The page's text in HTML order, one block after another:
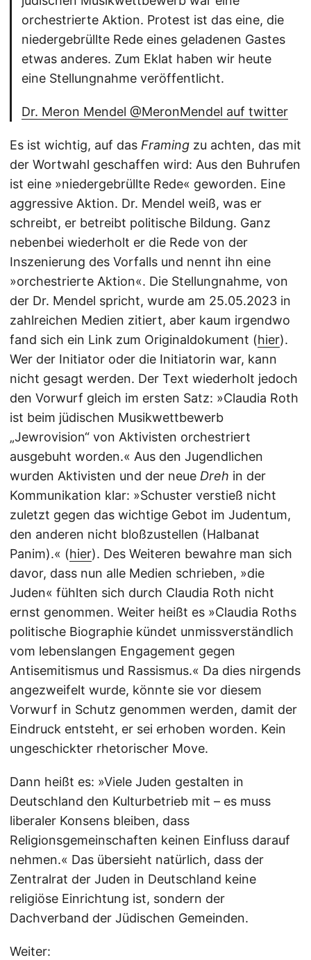
orchestrierte Aktion. Protest ist das eine, die
niedergebrüllte Rede eines geladenen Gastes
etwas anderes. Zum Eklat haben wir heute
eine Stellungnahme veröffentlicht.
Dr. Meron Mendel @MeronMendel auf twitter
Es ist wichtig, auf das Framing zu achten, das mit
der Wortwahl geschaffen wird: Aus den Buhrufen
ist eine »niedergebrüllte Rede« geworden. Eine
aggressive Aktion. Dr. Mendel weiß, was er
schreibt, er betreibt politische Bildung. Ganz
nebenbei wiederholt er die Rede von der
Inszenierung des Vorfalls und nennt ihn eine
»orchestrierte Aktion«. Die Stellungnahme, von
der Dr. Mendel spricht, wurde am 25.05.2023 in
zahlreichen Medien zitiert, aber kaum irgendwo
fand sich ein Link zum Originaldokument (hier).
Wer der Initiator oder die Initiatorin war, kann
nicht gesagt werden. Der Text wiederholt jedoch
den Vorwurf gleich im ersten Satz: »Claudia Roth
ist beim jüdischen Musikwettbewerb
„Jewrovision“ von Aktivisten orchestriert
ausgebuht worden.« Aus den Jugendlichen
wurden Aktivisten und der neue Dreh in der
Kommunikation klar: »Schuster verstieß nicht
zuletzt gegen das wichtige Gebot im Judentum,
den anderen nicht bloßzustellen (Halbanat
Panim).« (hier). Des Weiteren bewahre man sich
davor, dass nun alle Medien schrieben, »die
Juden« fühlten sich durch Claudia Roth nicht
ernst genommen. Weiter heißt es »Claudia Roths
politische Biographie kündet unmissverständlich
vom lebenslangen Engagement gegen
Antisemitismus und Rassismus.« Da dies nirgends
angezweifelt wurde, könnte sie vor diesem
Vorwurf in Schutz genommen werden, damit der
Eindruck entsteht, er sei erhoben worden. Kein
ungeschickter rhetorischer Move.
Dann heißt es: »Viele Juden gestalten in
Deutschland den Kulturbetrieb mit – es muss
liberaler Konsens bleiben, dass
Religionsgemeinschaften keinen Einfluss darauf
nehmen.« Das übersieht natürlich, dass der
Zentralrat der Juden in Deutschland keine
religiöse Einrichtung ist, sondern der
Dachverband der Jüdischen Gemeinden.
Weiter: